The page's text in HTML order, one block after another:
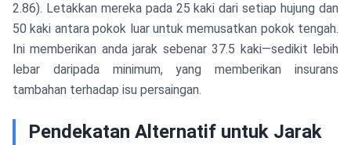
2.86). Letakkan mereka pada 25 kaki dari setiap hujung dan
50 kaki antara pokok luar untuk memusatkan pokok tengah.
Ini memberikan anda jarak sebenar 37.5 kaki—sedikit lebih
lebar daripada minimum, yang memberikan insurans
tambahan terhadap isu persaingan.
Pendekatan Alternatif untuk Jarak